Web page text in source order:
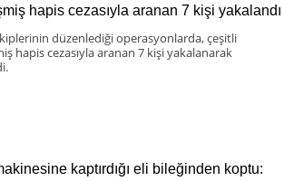
hapis cezasıyla aranan 7 kişi yakalandı
düzenlediği operasyonlarda, çeşitli
hapis cezasıyla aranan 7 kişi yakalanarak
kaptırdığı eli bileğinden koptu: